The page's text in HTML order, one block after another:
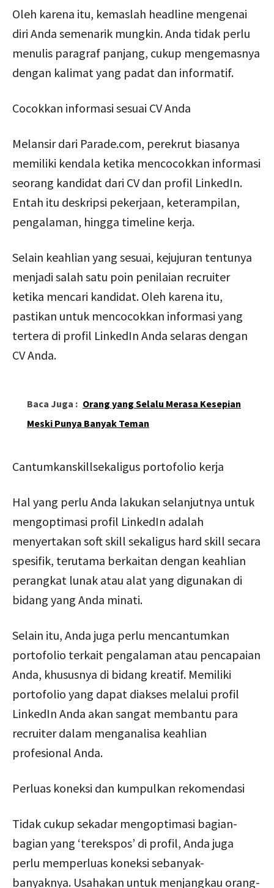
Oleh karena itu, kemaslah headline mengenai
diri Anda semenarik mungkin. Anda tidak perlu
menulis paragraf panjang, cukup mengemasnya
dengan kalimat yang padat dan informatif.
Cocokkan informasi sesuai CV Anda
Melansir dari Parade.com, perekrut biasanya
memiliki kendala ketika mencocokkan informasi
seorang kandidat dari CV dan profil LinkedIn.
Entah itu deskripsi pekerjaan, keterampilan,
pengalaman, hingga timeline kerja.
Selain keahlian yang sesuai, kejujuran tentunya
menjadi salah satu poin penilaian recruiter
ketika mencari kandidat. Oleh karena itu,
pastikan untuk mencocokkan informasi yang
tertera di profil LinkedIn Anda selaras dengan
CV Anda.
Baca Juga : Orang yang Selalu Merasa Kesepian
Meski Punya Banyak Teman
Cantumkanskillsekaligus portofolio kerja
Hal yang perlu Anda lakukan selanjutnya untuk
mengoptimasi profil LinkedIn adalah
menyertakan soft skill sekaligus hard skill secara
spesifik, terutama berkaitan dengan keahlian
perangkat lunak atau alat yang digunakan di
bidang yang Anda minati.
Selain itu, Anda juga perlu mencantumkan
portofolio terkait pengalaman atau pencapaian
Anda, khususnya di bidang kreatif. Memiliki
portofolio yang dapat diakses melalui profil
LinkedIn Anda akan sangat membantu para
recruiter dalam menganalisa keahlian
profesional Anda.
Perluas koneksi dan kumpulkan rekomendasi
Tidak cukup sekadar mengoptimasi bagian-
bagian yang ‘terekspos’ di profil, Anda juga
perlu memperluas koneksi sebanyak-
banyaknya. Usahakan untuk menjangkau orang-